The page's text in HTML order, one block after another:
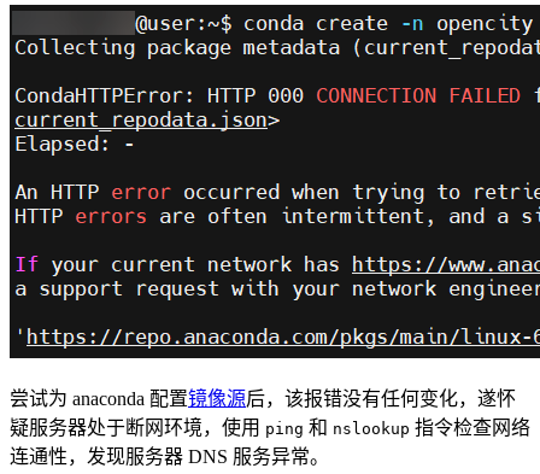
尝试为 anaconda 配置镜像源后，该报错没有任何变化，遂怀
疑服务器处于断网环境，使用 ping 和 nslookup 指令检查网络
连通性，发现服务器 DNS 服务异常。